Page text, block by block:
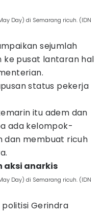
Day) di Semarang ricuh. (IDN
sejumlah
ke pusat lantaran hal
status pekerja
itu adem dan
ada kelompok-
dan membuat ricuh
aksi anarkis
Day) di Semarang ricuh. (IDN
politisi Gerindra